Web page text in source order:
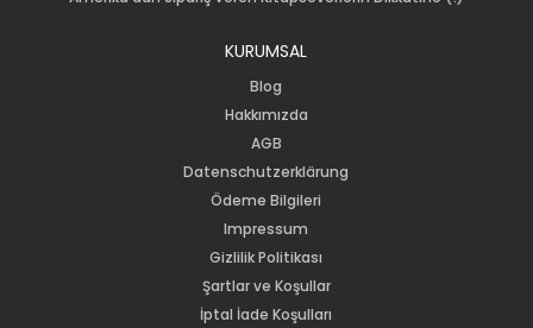
KURUMSAL
Blog
Hakkımızda
AGB
Datenschutzerklärung
Ödeme Bilgileri
Impressum
Gizlilik Politikası
Şartlar ve Koşullar
İptal İade Koşulları